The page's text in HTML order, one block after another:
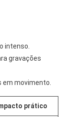
intenso.
gravações
em movimento.
prático